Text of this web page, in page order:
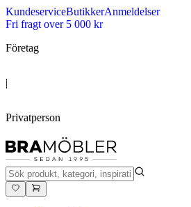
KundeserviceButikkerAnmeldelser
Fri fragt over 5 000 kr
Företag
|
Privatperson